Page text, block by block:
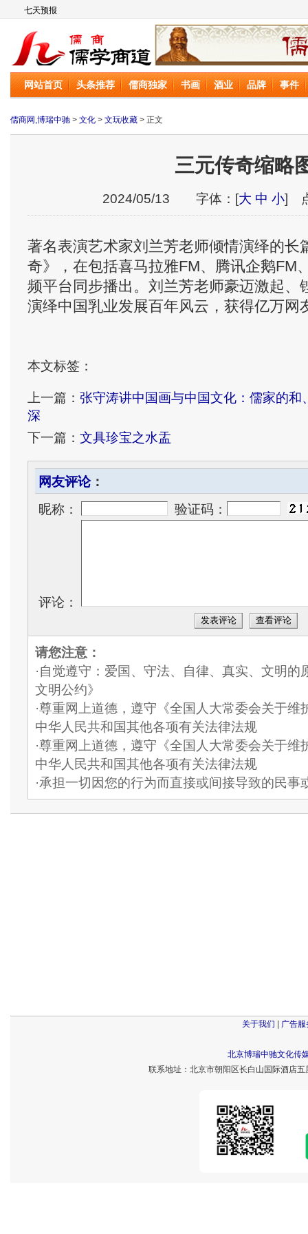
儒商网
网站首页 头条推荐 儒商独家 书画 酒业 品牌 事件
儒商网,博瑞中驰 > 文化 > 文玩收藏 > 正文
三元传奇缩略
2024/05/13 字体：[大 中 小]
著名表演艺术家刘兰芳老师倾情演绎的长
奇》，在包括喜马拉雅FM、腾讯企鹅FM
频平台同步播出。刘兰芳老师豪迈激起、
演绎中国乳业发展百年风云，获得亿万网
本文标签：
上一篇： 张守涛讲中国画与中国文化：儒家的和
深
下一篇： 文具珍宝之水盂
网友评论：
昵称：
验证码：
评论：
发表评论 查看评论
请您注意：
·自觉遵守：爱国、守法、自律、真实、文明的
文明公约》
·尊重网上道德，遵守《全国人大常委会关于维
中华人民共和国其他各项有关法律法规
·尊重网上道德，遵守《全国人大常委会关于维
中华人民共和国其他各项有关法律法规
·承担一切因您的行为而直接或间接导致的民事
关于我们 | 广告服
北京博瑞中驰文化传
联系地址：北京市朝阳区长白山国际酒店